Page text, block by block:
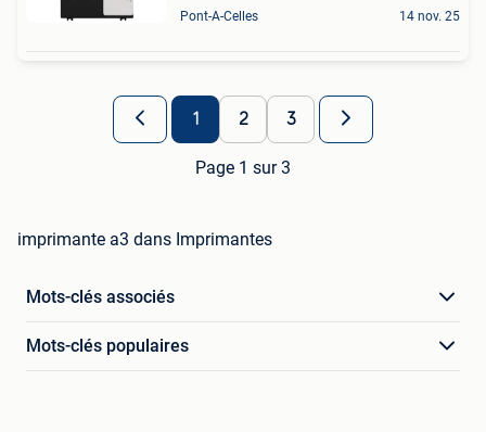
Pont-A-Celles 14 nov. 25
1 2 3
Page 1 sur 3
imprimante a3 dans Imprimantes
Mots-clés associés
Mots-clés populaires